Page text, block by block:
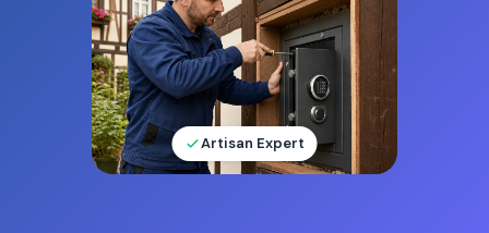
Artisan Expert